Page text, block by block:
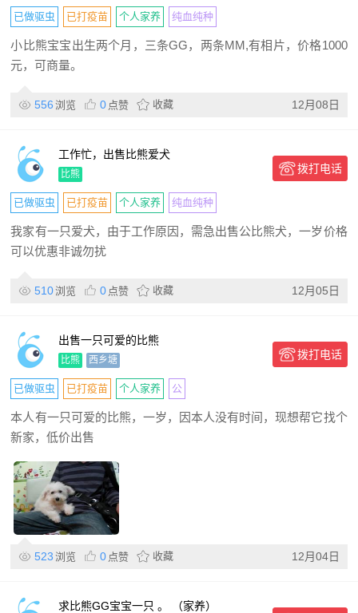
已做驱虫 已打疫苗 个人家养 纯血纯种
小比熊宝宝出生两个月，三条GG，两条MM,有相片，价格1000
元，可商量。
556 浏览 0 点赞 收藏 12月08日
工作忙，出售比熊爱犬
比熊 拨打电话
已做驱虫 已打疫苗 个人家养 纯血纯种
我家有一只爱犬，由于工作原因，需急出售公比熊犬，一岁价格
可以优惠非诚勿扰
510浏览 0 点赞 收藏 12月05日
出售一只可爱的比熊
比熊 西乡塘 拨打电话
已做驱虫 已打疫苗 个人家养 公
本人有一只可爱的比熊，一岁，因本人没有时间，现想帮它找个
新家，低价出售
523 浏览 0 点赞 收藏 12月04日
求比熊GG宝宝一只 。 （家养）